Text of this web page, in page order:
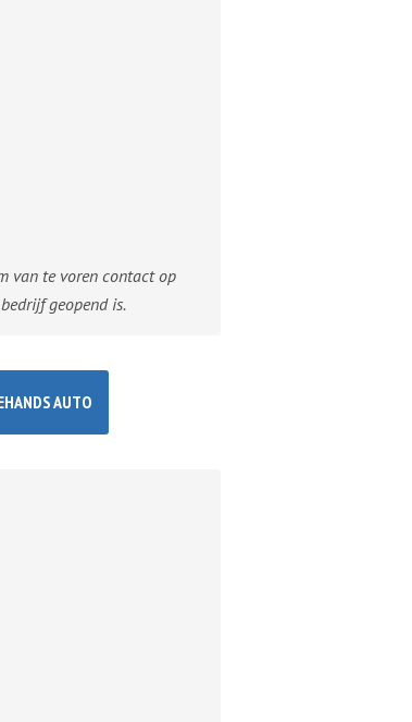
van te voren contact op
geopend is.
AUTO